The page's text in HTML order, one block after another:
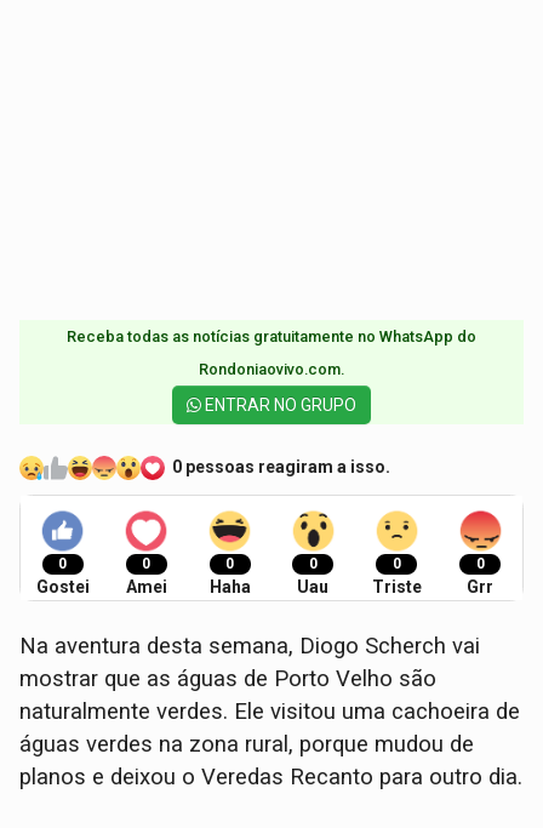
Receba todas as notícias gratuitamente no WhatsApp do
Rondoniaovivo.com.​
ENTRAR NO GRUPO
0 pessoas reagiram a isso.
0
Gostei
0
Amei
0
Haha
0
Uau
0
Triste
0
Grr
Na aventura desta semana, Diogo Scherch vai
mostrar que as águas de Porto Velho são
naturalmente verdes. Ele visitou uma cachoeira de
águas verdes na zona rural, porque mudou de
planos e deixou o Veredas Recanto para outro dia.